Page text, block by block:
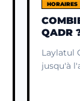
HORAIRES
QADR
Laylatul
jusqu'à